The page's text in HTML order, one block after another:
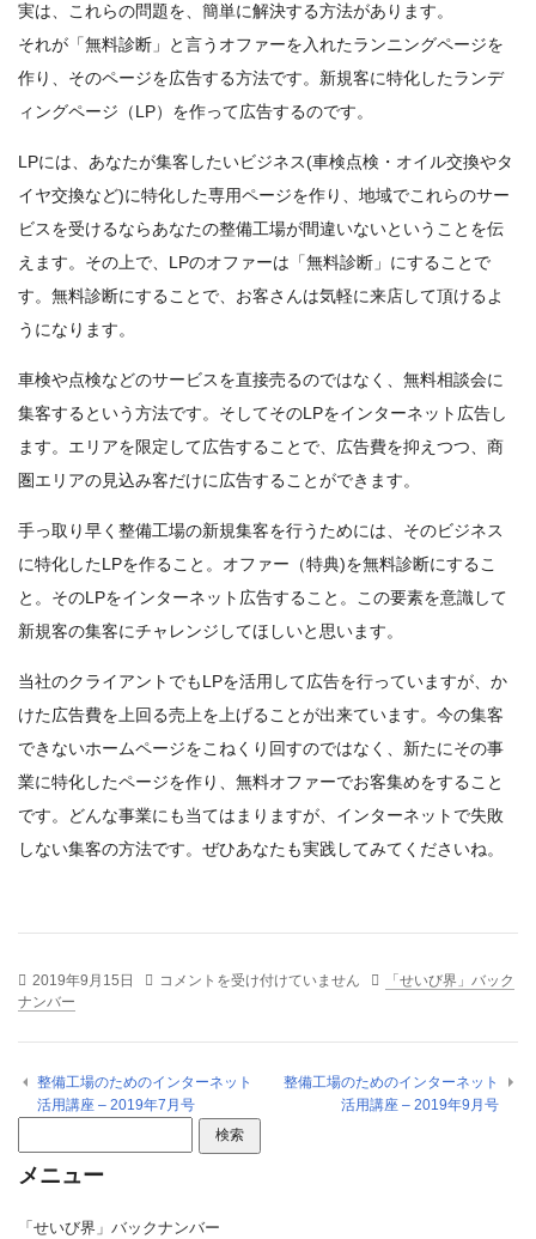
実は、これらの問題を、簡単に解決する方法があります。
それが「無料診断」と言うオファーを入れたランニングページを
作り、そのページを広告する方法です。新規客に特化したランデ
ィングページ（LP）を作って広告するのです。
LPには、あなたが集客したいビジネス(車検点検・オイル交換やタ
イヤ交換など)に特化した専用ページを作り、地域でこれらのサー
ビスを受けるならあなたの整備工場が間違いないということを伝
えます。その上で、LPのオファーは「無料診断」にすることで
す。無料診断にすることで、お客さんは気軽に来店して頂けるよ
うになります。
車検や点検などのサービスを直接売るのではなく、無料相談会に
集客するという方法です。そしてそのLPをインターネット広告し
ます。エリアを限定して広告することで、広告費を抑えつつ、商
圏エリアの見込み客だけに広告することができます。
手っ取り早く整備工場の新規集客を行うためには、そのビジネス
に特化したLPを作ること。オファー（特典)を無料診断にするこ
と。そのLPをインターネット広告すること。この要素を意識して
新規客の集客にチャレンジしてほしいと思います。
当社のクライアントでもLPを活用して広告を行っていますが、か
けた広告費を上回る売上を上げることが出来ています。今の集客
できないホームページをこねくり回すのではなく、新たにその事
業に特化したページを作り、無料オファーでお客集めをすること
です。どんな事業にも当てはまりますが、インターネットで失敗
しない集客の方法です。ぜひあなたも実践してみてくださいね。
2019年9月15日
整備工場のためのインターネット活用講座 – 2019年8月
コメントを受け付けていません
「せいび界」バック
ナンバー
整備工場のためのインターネット
活用講座 – 2019年7月号
整備工場のためのインターネット
活用講座 – 2019年9月号
メニュー
「せいび界」バックナンバー